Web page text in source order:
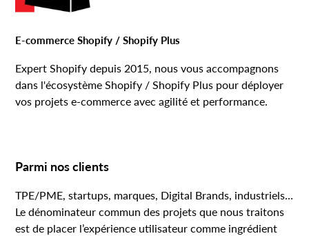
E-commerce Shopify / Shopify Plus
Expert Shopify depuis 2015, nous vous accompagnons
dans l'écosystème Shopify / Shopify Plus pour déployer
vos projets e-commerce avec agilité et performance.
Parmi nos clients
TPE/PME, startups, marques, Digital Brands, industriels…
Le dénominateur commun des projets que nous traitons
est de placer l’expérience utilisateur comme ingrédient